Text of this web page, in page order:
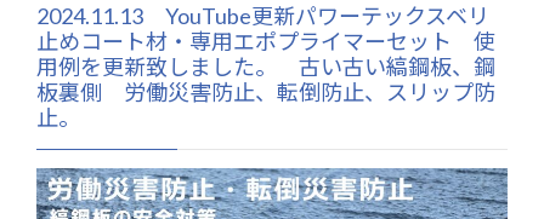
2024.11.13 YouTube更新パワーテックスベリ
止めコート材・専用エポプライマーセット 使
用例を更新致しました。 古い古い縞鋼板、鋼
板裏側 労働災害防止、転倒防止、スリップ防
止。